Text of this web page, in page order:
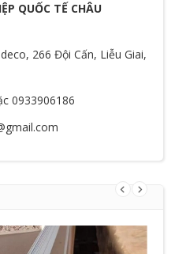
QUỐC TẾ CHÂU
266 Đội Cấn, Liễu Giai,
0933906186